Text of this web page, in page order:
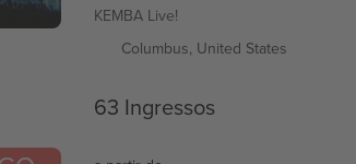
KEMBA Live!
Columbus, United States
63 Ingressos